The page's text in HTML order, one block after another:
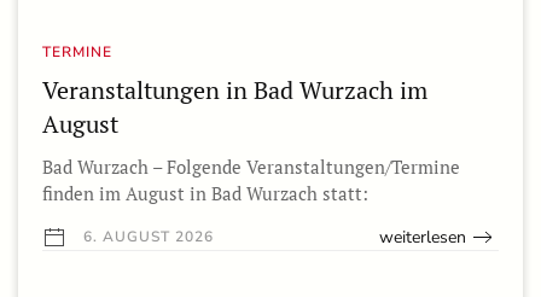
TERMINE
Veranstaltungen in Bad Wurzach im
August
Bad Wurzach – Folgende Veranstaltungen/Termine
finden im August in Bad Wurzach statt:
6. AUGUST 2026 weiterlesen